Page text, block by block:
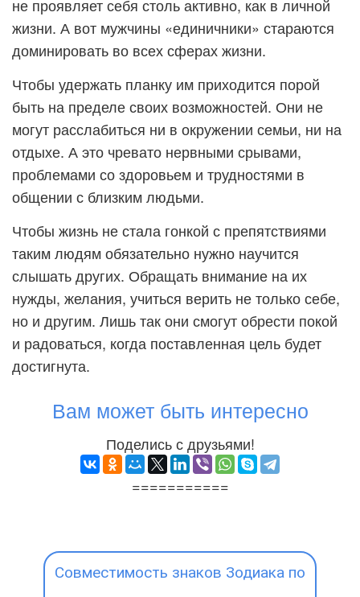
не проявляет себя столь активно, как в личной
жизни. А вот мужчины «единичники» стараются
доминировать во всех сферах жизни.
Чтобы удержать планку им приходится порой
быть на пределе своих возможностей. Они не
могут расслабиться ни в окружении семьи, ни на
отдыхе. А это чревато нервными срывами,
проблемами со здоровьем и трудностями в
общении с близким людьми.
Чтобы жизнь не стала гонкой с препятствиями
таким людям обязательно нужно научится
слышать других. Обращать внимание на их
нужды, желания, учиться верить не только себе,
но и другим. Лишь так они смогут обрести покой
и радоваться, когда поставленная цель будет
достигнута.
Вам может быть интересно
Поделись с друзьями!
===========
Совместимость знаков Зодиака по